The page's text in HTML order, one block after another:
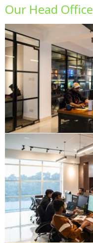
Our Head Office